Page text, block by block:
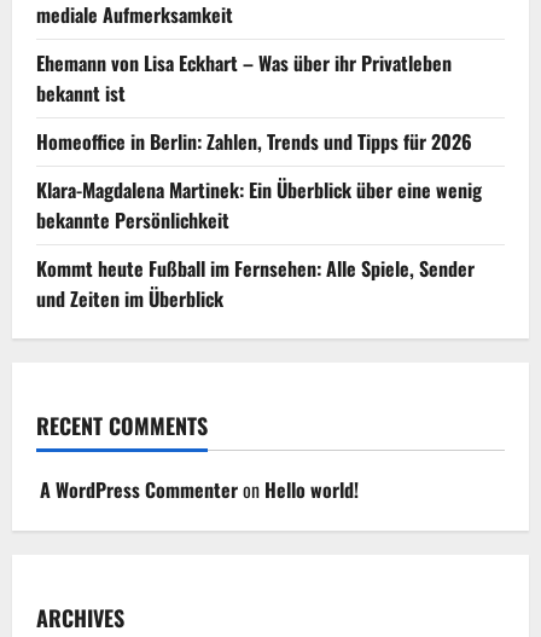
mediale Aufmerksamkeit
Ehemann von Lisa Eckhart – Was über ihr Privatleben
bekannt ist
Homeoffice in Berlin: Zahlen, Trends und Tipps für 2026
Klara-Magdalena Martinek: Ein Überblick über eine wenig
bekannte Persönlichkeit
Kommt heute Fußball im Fernsehen: Alle Spiele, Sender
und Zeiten im Überblick
RECENT COMMENTS
A WordPress Commenteron Hello world!
ARCHIVES